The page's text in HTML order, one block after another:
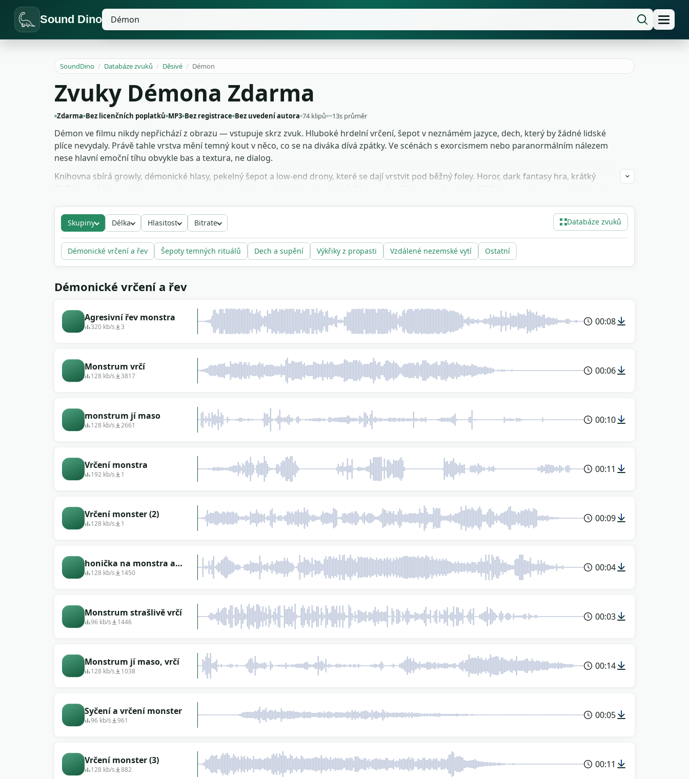
Sound Dino
SoundDino / Databáze zvuků / Děsivé / Démon
Zvuky Démona Zdarma
Zdarma Bez licenčních poplatků MP3 Bez registrace Bez uvedení autora 74 klipů ~13s průměr
Démon ve filmu nikdy nepřichází z obrazu — vstupuje skrz zvuk. Hluboké hrdelní vrčení, šepot v neznámém jazyce, dech, který by žádné lidské
plíce nevydaly. Právě tahle vrstva mění temný kout v něco, co se na diváka dívá zpátky. Ve scénách s exorcismem nebo paranormálním nálezem
nese hlavní emoční tíhu obvykle bas a textura, ne dialog.
Knihovna sbírá growly, démonické hlasy, pekelný šepot a low-end drony, které se dají vrstvit pod běžný foley. Horor, dark fantasy hra, krátký
Skupiny Délka Hlasitost Bitrate Databáze zvuků
Démonické vrčení a řev Šepoty temných rituálů Dech a supění Výkřiky z propasti Vzdálené nezemské vytí Ostatní
Démonické vrčení a řev
Agresivní řev monstra
320 kb/s 3 00:08
Monstrum vrčí
128 kb/s 3817 00:06
monstrum jí maso
128 kb/s 2661 00:10
Vrčení monstra
192 kb/s 1 00:11
Vrčení monster (2)
128 kb/s 1 00:09
honička na monstra a
zajetí oběti
128 kb/s 1450 00:04
Monstrum strašlivě vrčí
96 kb/s 1446 00:03
Monstrum jí maso, vrčí
128 kb/s 1038 00:14
Syčení a vrčení monster
96 kb/s 961 00:05
Vrčení monster (3)
128 kb/s 882 00:11